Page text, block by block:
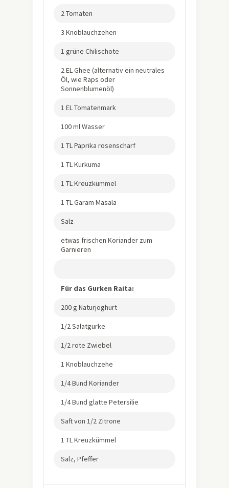
2 Tomaten
3 Knoblauchzehen
1 grüne Chilischote
2 EL Ghee (alternativ ein neutrales
Öl, wie Raps oder
Sonnenblumenöl)
1 EL Tomatenmark
100 ml Wasser
1 TL Paprika rosenscharf
1 TL Kurkuma
1 TL Kreuzkümmel
1 TL Garam Masala
Salz
etwas frischen Koriander zum
Garnieren
Für das Gurken Raita:
200 g Naturjoghurt
1/2 Salatgurke
1/2 rote Zwiebel
1 Knoblauchzehe
1/4 Bund Koriander
1/4 Bund glatte Petersilie
Saft von 1/2 Zitrone
1 TL Kreuzkümmel
Salz, Pfeffer